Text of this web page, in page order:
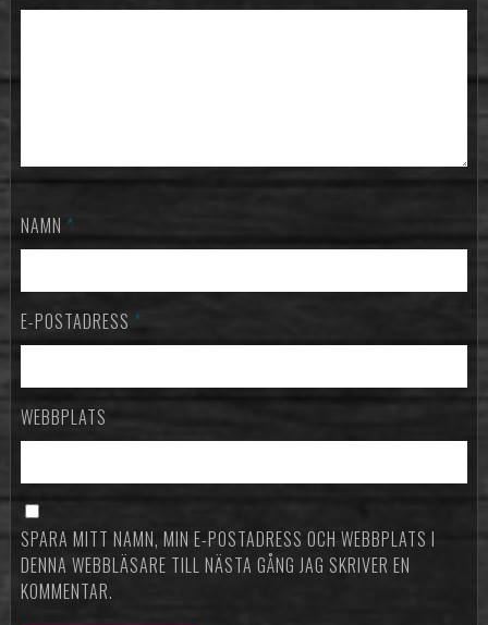
NAMN *
E-POSTADRESS *
WEBBPLATS
SPARA MITT NAMN, MIN E-POSTADRESS OCH WEBBPLATS I
DENNA WEBBLÄSARE TILL NÄSTA GÅNG JAG SKRIVER EN
KOMMENTAR.